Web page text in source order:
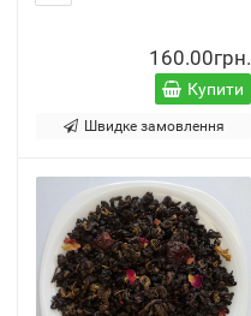
160.00грн.
Купити
Швидке замовлення